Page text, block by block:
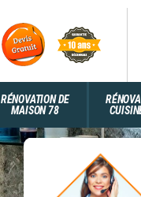
RÉNOVATION DE
MAISON 78